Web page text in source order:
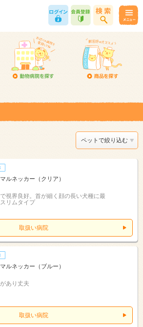
ペットで絞り込む
ルネッカー（クリア）
視界良好。首が細く顔の長い犬種に最
リムタイプ
取扱い病院
ルネッカー（ブルー）
あり丈夫
取扱い病院